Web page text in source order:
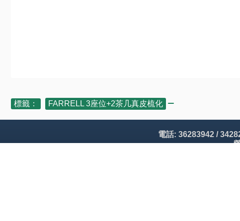
標籤： FARRELL 3座位+2茶几真皮梳化
電話: 36283942 /